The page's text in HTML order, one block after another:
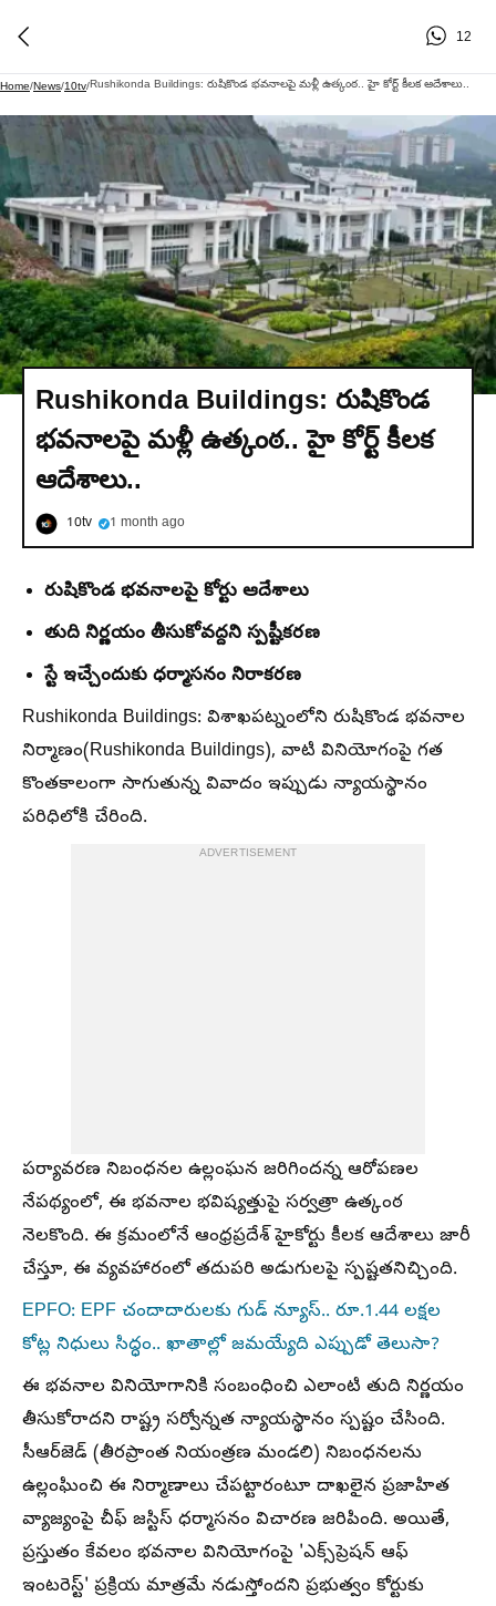
12
Home/News/10tv/Rushikonda Buildings: రుషికొండ భవనాలపై మళ్లీ ఉత్కంఠ.. హై కోర్ట్ కీలక ఆదేశాలు..
Rushikonda Buildings: రుషికొండ
భవనాలపై మళ్లీ ఉత్కంఠ.. హై కోర్ట్ కీలక
ఆదేశాలు..
10tv 1 month ago
రుషికొండ భవనాలపై కోర్టు ఆదేశాలు
తుది నిర్ణయం తీసుకోవద్దని స్పష్టీకరణ
స్టే ఇచ్చేందుకు ధర్మాసనం నిరాకరణ
Rushikonda Buildings: విశాఖపట్నంలోని రుషికొండ భవనాల
నిర్మాణం(Rushikonda Buildings), వాటి వినియోగంపై గత
కొంతకాలంగా సాగుతున్న వివాదం ఇప్పుడు న్యాయస్థానం
పరిధిలోకి చేరింది.
ADVERTISEMENT
పర్యావరణ నిబంధనల ఉల్లంఘన జరిగిందన్న ఆరోపణల
నేపథ్యంలో, ఈ భవనాల భవిష్యత్తుపై సర్వత్రా ఉత్కంఠ
నెలకొంది. ఈ క్రమంలోనే ఆంధ్రప్రదేశ్ హైకోర్టు కీలక ఆదేశాలు జారీ
చేస్తూ, ఈ వ్యవహారంలో తదుపరి అడుగులపై స్పష్టతనిచ్చింది.
EPFO: EPF చందాదారులకు గుడ్ న్యూస్.. రూ.1.44 లక్షల
కోట్ల నిధులు సిద్ధం.. ఖాతాల్లో జమయ్యేది ఎప్పుడో తెలుసా?
ఈ భవనాల వినియోగానికి సంబంధించి ఎలాంటి తుది నిర్ణయం
తీసుకోరాదని రాష్ట్ర సర్వోన్నత న్యాయస్థానం స్పష్టం చేసింది.
సీఆర్‌జెడ్ (తీరప్రాంత నియంత్రణ మండలి) నిబంధనలను
ఉల్లంఘించి ఈ నిర్మాణాలు చేపట్టారంటూ దాఖలైన ప్రజాహిత
వ్యాజ్యంపై చీఫ్ జస్టిస్ ధర్మాసనం విచారణ జరిపింది. అయితే,
ప్రస్తుతం కేవలం భవనాల వినియోగంపై 'ఎక్స్‌ప్రెషన్ ఆఫ్
ఇంటరెస్ట్' ప్రక్రియ మాత్రమే నడుస్తోందని ప్రభుత్వం కోర్టుకు